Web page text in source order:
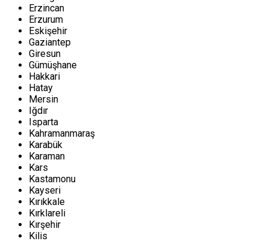
Erzincan
Erzurum
Eskişehir
Gaziantep
Giresun
Gümüşhane
Hakkari
Hatay
Mersin
Iğdır
Isparta
Kahramanmaraş
Karabük
Karaman
Kars
Kastamonu
Kayseri
Kırıkkale
Kırklareli
Kırşehir
Kilis